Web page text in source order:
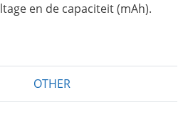
en de capaciteit (mAh).
OTHER